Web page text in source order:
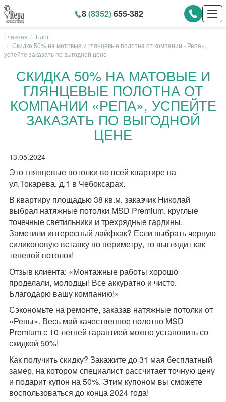
8(8352)655-382
Главная
Блог
Скидка 50% на матовые и глянцевые полотна от компании «Репа»,
успейте заказать по выгодной цене
СКИДКА 50% НА МАТОВЫЕ И
ГЛЯНЦЕВЫЕ ПОЛОТНА ОТ
КОМПАНИИ «РЕПА», УСПЕЙТЕ
ЗАКАЗАТЬ ПО ВЫГОДНОЙ
ЦЕНЕ
13.05.2024
Это глянцевые потолки во всей квартире на
ул.Токарева, д.1 в Чебоксарах.
В квартиру площадью 38 кв.м. заказчик Николай
выбрал натяжные потолки MSD Premium, круглые
точечные светильники и трехрядные гардины.
Заметили интересный лайфхак? Если выбрать черную
силиконовую вставку по периметру, то выглядит как
теневой потолок!
Отзыв клиента: «Монтажные работы хорошо
проделали, молодцы! Все аккуратно и чисто.
Благодарю вашу компанию!»
Сэкономьте на ремонте, заказав натяжные потолки от
«Репы». Весь май качественное полотно MSD
Premium с 10-летней гарантией можно установить со
скидкой 50%!
Как получить скидку? Закажите до 31 мая бесплатный
замер, на котором специалист рассчитает точную цену
и подарит купон на 50%. Этим купоном вы сможете
воспользоваться до конца 2024 года!